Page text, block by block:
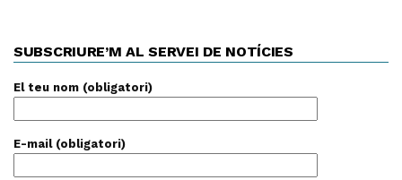
SUBSCRIURE’M AL SERVEI DE NOTÍCIES
El teu nom (obligatori)
E-mail (obligatori)